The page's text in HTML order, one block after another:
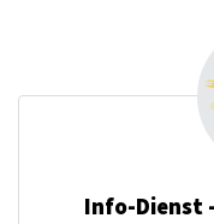
Info-Dienst